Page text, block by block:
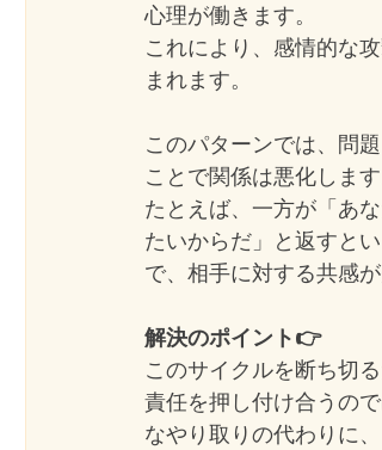
心理が働きます。
これにより、感情的な
まれます。
このパターンでは、問
ことで関係は悪化します
たとえば、一方が「あ
たいからだ」と返すと
で、相手に対する共感
解決のポイント👉
このサイクルを断ち切
責任を押し付け合うの
なやり取りの代わりに